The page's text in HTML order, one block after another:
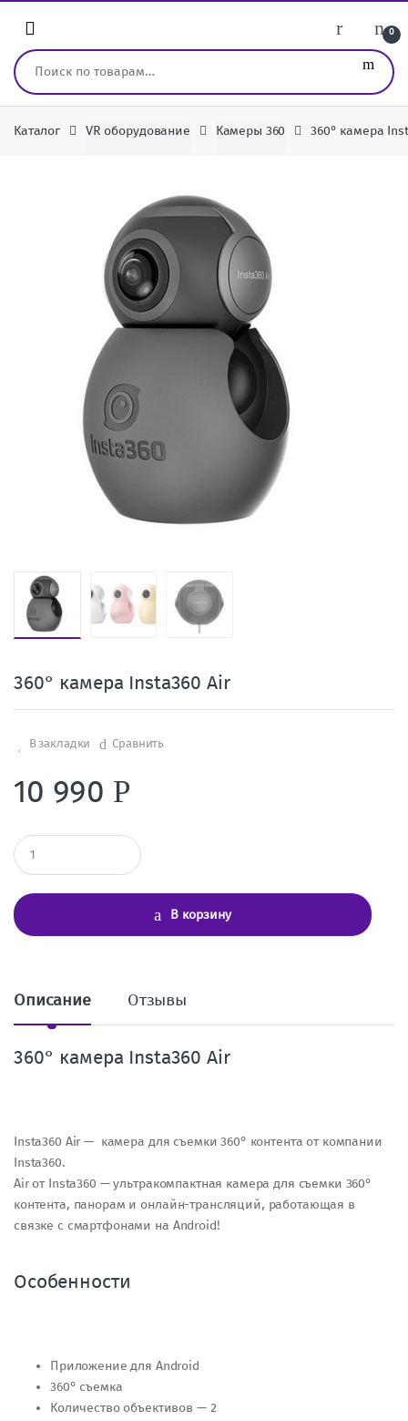
0
Искать:
Каталог VR оборудование Камеры 360 360° камера
360° камера Insta360 Air
В закладки Сравнить
10 990 Р
К
о
ч
е
о
В корзину
Описание Отзывы
360° камера Insta360 Air
Insta360 Air — камера для съемки 360° контента от компании
Insta360.
Air от Insta360 — ультракомпактная камера для съемки 360°
контента, панорам и онлайн-трансляций, работающая в
связке с смартфонами на Android!
Особенности
Приложение для Android
360° съемка
Количество объективов — 2